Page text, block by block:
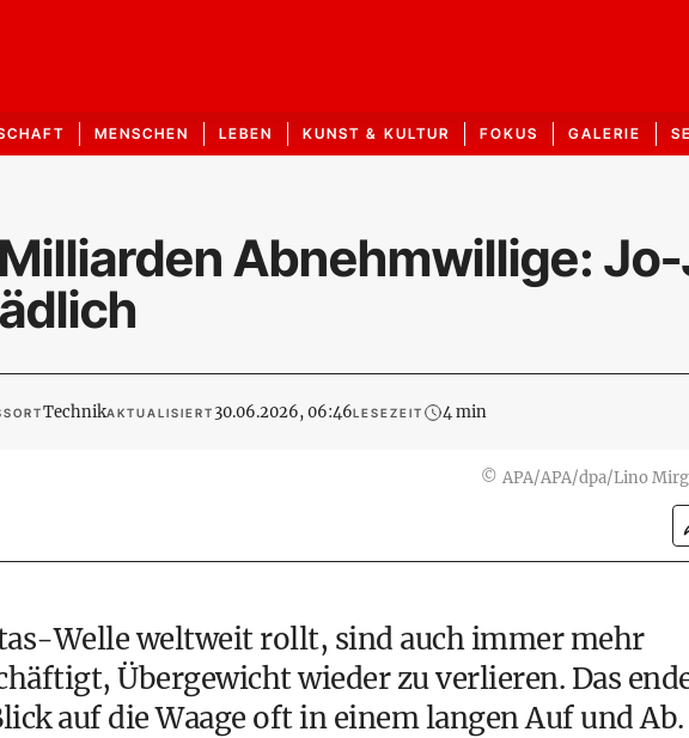
MENSCHEN LEBEN KUNST & KULTUR FOKUS GALERIE
Abnehmwillige:
TechnikAKTUALISIERT 30.06.2026, 06:46LESEZEIT 4 min
© APA/APA/dpa/Lino
Welle weltweit rollt, sind auch immer mehr
Übergewicht wieder zu verlieren. Das
auf die Waage oft in einem langen Auf und Ab.